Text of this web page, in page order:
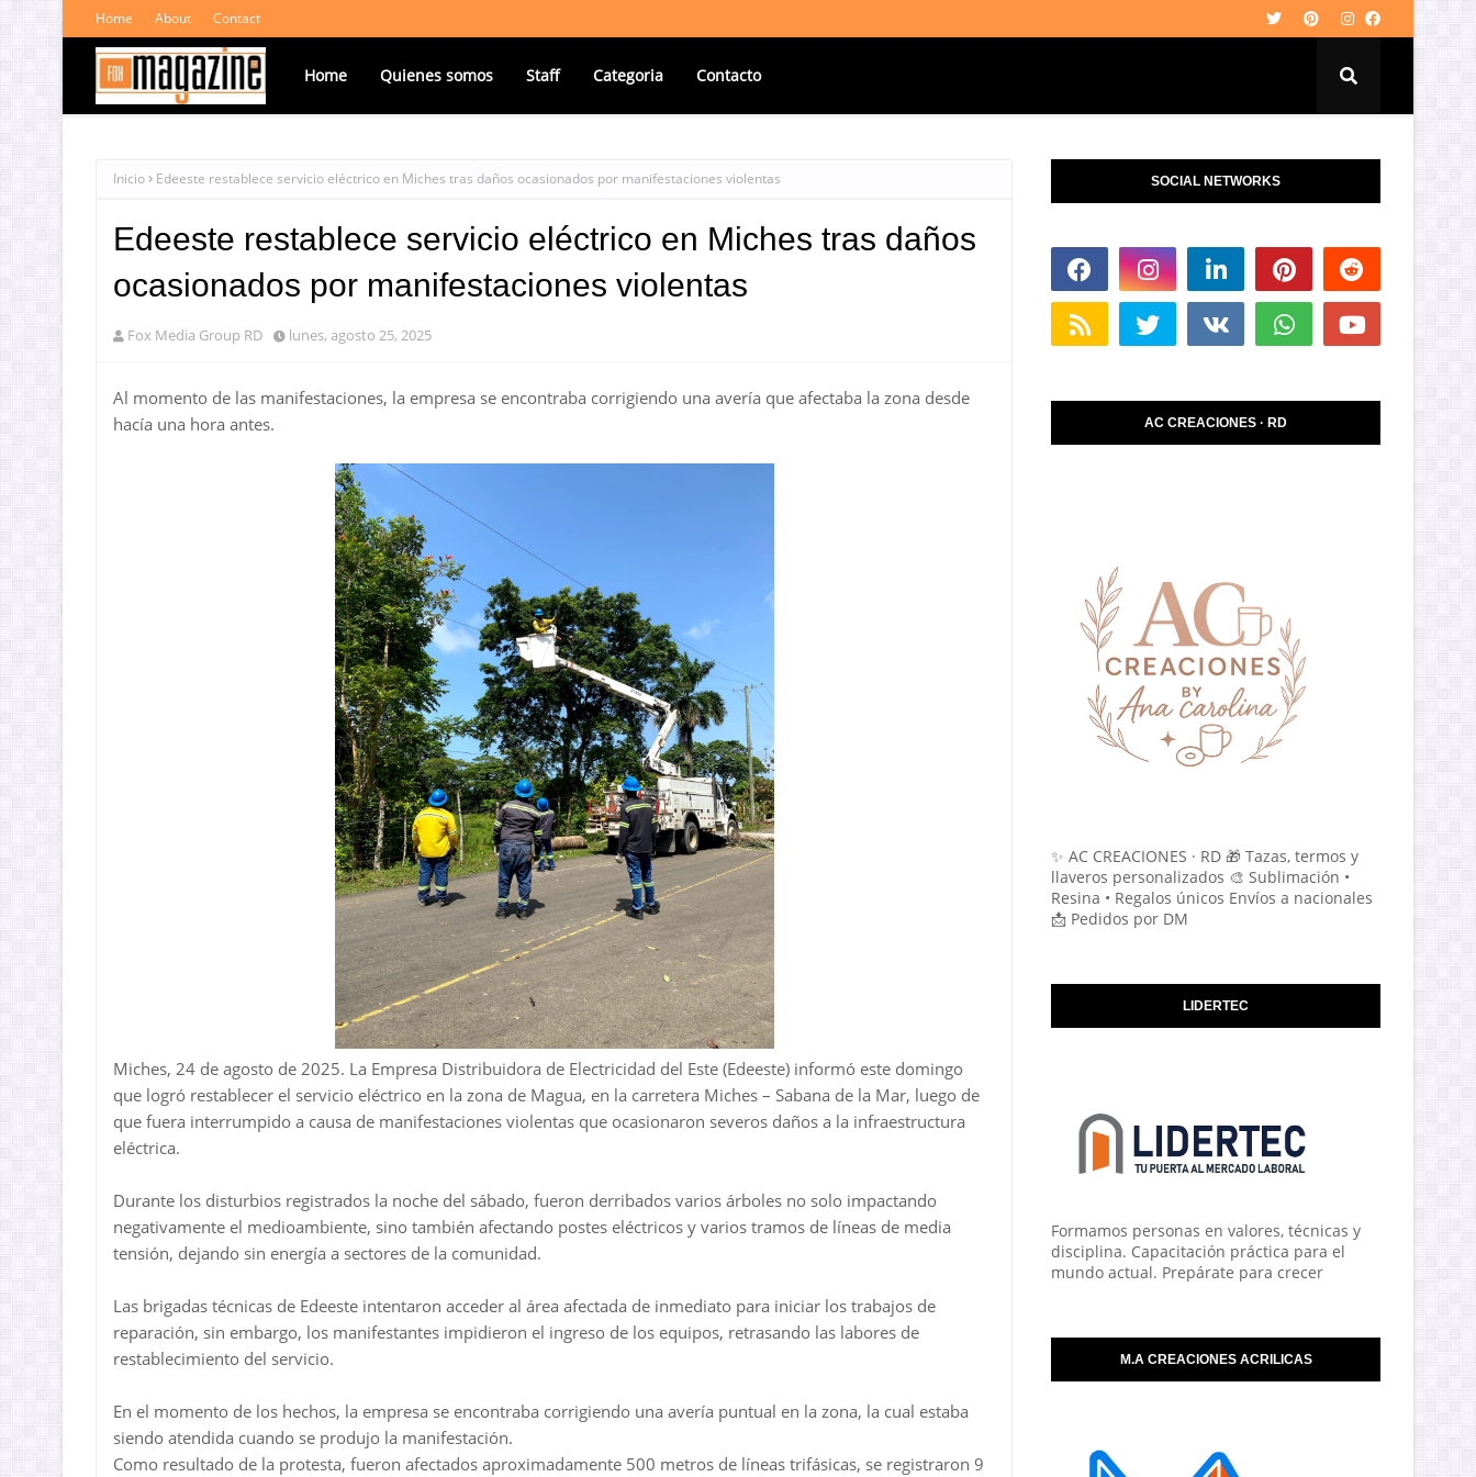
Home About Contact
Home Quienes somos Staff Categoria Contacto
Inicio Edeeste restablece servicio eléctrico en Miches tras daños ocasionados por manifestaciones violentas
Edeeste restablece servicio eléctrico en Miches tras daños
ocasionados por manifestaciones violentas
Fox Media Group RD lunes, agosto 25, 2025
Al momento de las manifestaciones, la empresa se encontraba corrigiendo una avería que afectaba la zona desde
hacía una hora antes.
Miches, 24 de agosto de 2025. La Empresa Distribuidora de Electricidad del Este (Edeeste) informó este domingo
que logró restablecer el servicio eléctrico en la zona de Magua, en la carretera Miches – Sabana de la Mar, luego de
que fuera interrumpido a causa de manifestaciones violentas que ocasionaron severos daños a la infraestructura
eléctrica.
Durante los disturbios registrados la noche del sábado, fueron derribados varios árboles no solo impactando
negativamente el medioambiente, sino también afectando postes eléctricos y varios tramos de líneas de media
tensión, dejando sin energía a sectores de la comunidad.
Las brigadas técnicas de Edeeste intentaron acceder al área afectada de inmediato para iniciar los trabajos de
reparación, sin embargo, los manifestantes impidieron el ingreso de los equipos, retrasando las labores de
restablecimiento del servicio.
En el momento de los hechos, la empresa se encontraba corrigiendo una avería puntual en la zona, la cual estaba
siendo atendida cuando se produjo la manifestación.
Como resultado de la protesta, fueron afectados aproximadamente 500 metros de líneas trifásicas, se registraron 9
SOCIAL NETWORKS
AC CREACIONES · RD
✨ AC CREACIONES · RD 🎁 Tazas, termos y
llaveros personalizados 🎨 Sublimación •
Resina • Regalos únicos Envíos a nacionales
📩 Pedidos por DM
LIDERTEC
Formamos personas en valores, técnicas y
disciplina. Capacitación práctica para el
mundo actual. Prepárate para crecer
M.A CREACIONES ACRILICAS